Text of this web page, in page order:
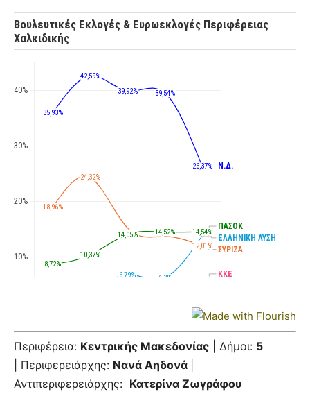
Περιφέρεια: Κεντρικής Μακεδονίας | Δήμοι: 5
| Περιφερειάρχης: Νανά Αηδονά
Αντιπεριφερειάρχης: Κατερίνα Ζωγράφου